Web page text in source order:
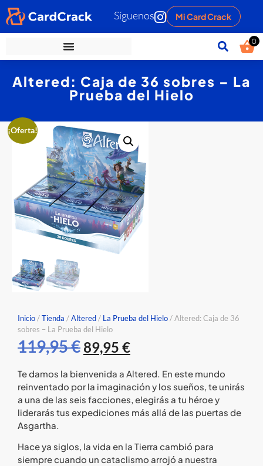
Síguenos Mi Card Crack
0
Altered: Caja de 36 sobres – La
Prueba del Hielo
¡Oferta!
Inicio/Tienda /Altered/ La Prueba del Hielo/ Altered: Caja de 36
sobres – La Prueba del Hielo
119,95€ 89,95 €
Te damos la bienvenida a Altered. En este mundo
reinventado por la imaginación y los sueños, te unirás
a una de las seis facciones, elegirás a tu héroe y
liderarás tus expediciones más allá de las puertas de
Asgartha.
Hace ya siglos, la vida en la Tierra cambió para
siempre cuando un cataclismo arrojó a nuestra